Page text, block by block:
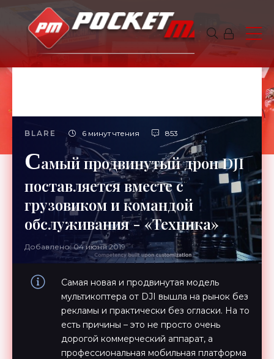
BLARE 6 минут чтения 853
Самый продвинутый дрон DJI
поставляется вместе с
грузовиком и командой
обслуживания - «Техника»
Добавлено: 04 июня 2019
Самая новая и продвинутая модель
мультикоптера от DJI вышла на рынок без
рекламы и практически без огласки. На то
есть причины – это не просто очень
дорогой коммерческий аппарат, а
профессиональная мобильная платформа